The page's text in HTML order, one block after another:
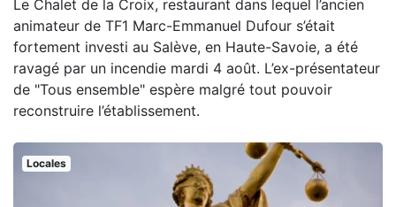
Le Chalet de la Croix, restaurant dans lequel l’ancien
animateur de TF1 Marc-Emmanuel Dufour s’était
fortement investi au Salève, en Haute-Savoie, a été
ravagé par un incendie mardi 4 août. L’ex-présentateur
de "Tous ensemble" espère malgré tout pouvoir
reconstruire l’établissement.
Locales